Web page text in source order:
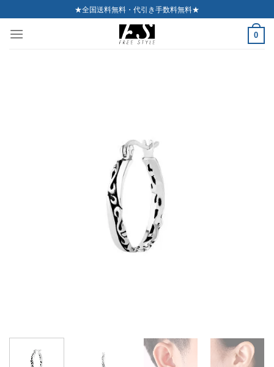
to
content
★全国送料無料・代引き手数料無料★
0